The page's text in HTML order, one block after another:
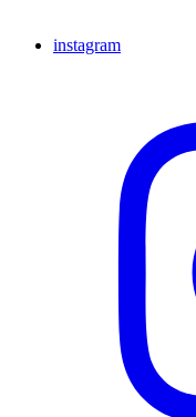
instagram